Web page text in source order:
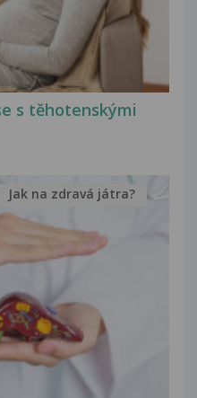
s těhotenskými
Jak na zdravá játra?